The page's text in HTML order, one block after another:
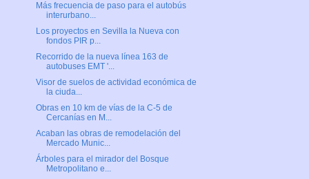
Más frecuencia de paso para el autobús
interurbano...
Los proyectos en Sevilla la Nueva con
fondos PIR p...
Recorrido de la nueva línea 163 de
autobuses EMT '...
Visor de suelos de actividad económica de
la ciuda...
Obras en 10 km de vías de la C-5 de
Cercanías en M...
Acaban las obras de remodelación del
Mercado Munic...
Árboles para el mirador del Bosque
Metropolitano e...